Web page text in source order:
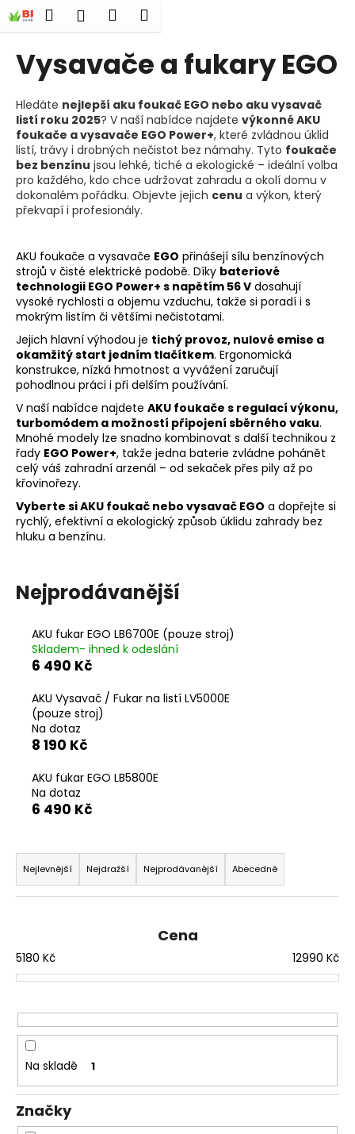
Přejít
na
obsah
HledatPřihlášení
Nákupní
Vysavače a fukary EGO
Hledáte nejlepší aku foukač EGO nebo aku vysavač
listí roku 2025? V naší nabídce najdete výkonné AKU
foukače a vysavače EGO Power+, které zvládnou úklid
listí, trávy i drobných nečistot bez námahy. Tyto foukače
bez benzínu jsou lehké, tiché a ekologické – ideální volba
pro každého, kdo chce udržovat zahradu a okolí domu v
dokonalém pořádku. Objevte jejich cenu a výkon, který
překvapí i profesionály.
AKU foukače a vysavače EGO přinášejí sílu benzínových
strojů v čisté elektrické podobě. Díky bateriové
technologii EGO Power+ s napětím 56 V dosahují
vysoké rychlosti a objemu vzduchu, takže si poradí i s
mokrým listím či většími nečistotami.
Jejich hlavní výhodou je tichý provoz, nulové emise a
okamžitý start jedním tlačítkem. Ergonomická
konstrukce, nízká hmotnost a vyvážení zaručují
pohodlnou práci i při delším používání.
V naší nabídce najdete AKU foukače s regulací výkonu,
turbomódem a možností připojení sběrného vaku.
Mnohé modely lze snadno kombinovat s další technikou z
řady EGO Power+, takže jedna baterie zvládne pohánět
celý váš zahradní arzenál – od sekaček přes pily až po
křovinořezy.
Vyberte si AKU foukač nebo vysavač EGO a dopřejte si
rychlý, efektivní a ekologický způsob úklidu zahrady bez
hluku a benzínu.
Nejprodávanější
AKU fukar EGO LB6700E (pouze stroj)
Skladem- ihned k odeslání
6 490 Kč
AKU Vysavač / Fukar na listí LV5000E
(pouze stroj)
Na dotaz
8 190 Kč
AKU fukar EGO LB5800E
Na dotaz
6 490 Kč
Ř
a
z
í
p
o
d
u
k
t
ů
Nejlevnější Nejdražší Nejprodávanější Abecedně
Cena
5180 Kč 12990 Kč
Na skladě 1
Značky
K
o
o
p
o
t
ř
e
u
j
e
t
e
n
a
j
í
t
?
m